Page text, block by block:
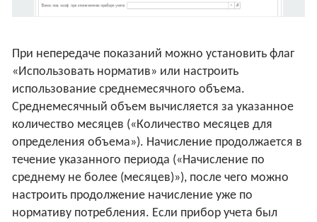
При непередаче показаний можно установить флаг
«Использовать норматив» или настроить
использование среднемесячного объема.
Среднемесячный объем вычисляется за указанное
количество месяцев («Количество месяцев для
определения объема»). Начисление продолжается в
течение указанного периода («Начисление по
среднему не более (месяцев)»), после чего можно
настроить продолжение начисление уже по
нормативу потребления. Если прибор учета был